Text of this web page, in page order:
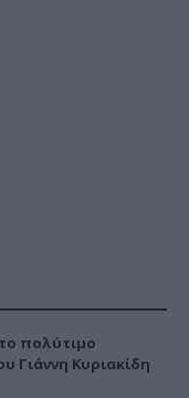
πολύτιμο
Γιάννη Κυριακίδη